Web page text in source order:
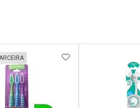
FAVORITOSADICIONAR AOS